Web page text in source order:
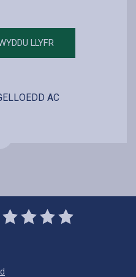
LLYFR
2
Stars
3
Stars
4
Stars
5
Stars